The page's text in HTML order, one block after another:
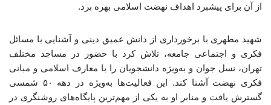
از آن برای پیشبرد اهداف نهضت اسلامی بهره برد.
شهید مطهری با برخورداری از دانش عمیق دینی و آشنایی با مسائل
فکری و اجتماعی جامعه، تلاش کرد با حضور در مساجد مختلف
تهران، نسل جوان و به‌ویژه دانشجویان را با معارف اسلامی و مبانی
فکری نهضت آشنا کند. این فعالیت‌ها به‌ویژه در دهه ۵۰ شمسی
گسترش یافت و منابر او به یکی از مهم‌ترین پایگاه‌های روشنگری در